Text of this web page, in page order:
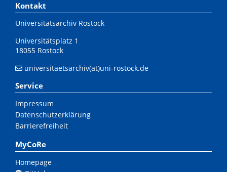
Kontakt
Universitätsarchiv Rostock
Universitätsplatz 1
18055 Rostock
universitaetsarchiv(at)uni-rostock.de
Service
Impressum
Datenschutzerklärung
Barrierefreiheit
MyCoRe
Homepage